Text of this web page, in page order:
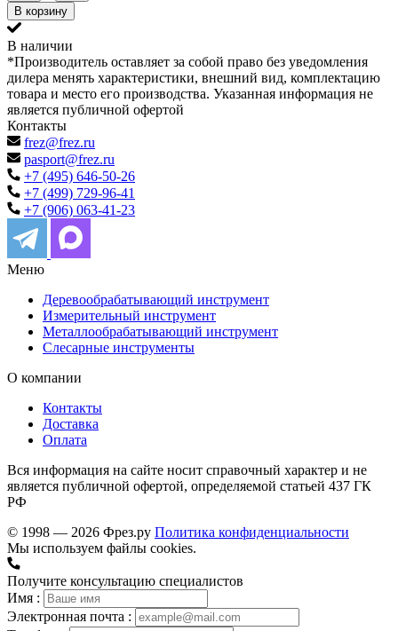
В корзину
В наличии
*Производитель оставляет за собой право без уведомления
дилера менять характеристики, внешний вид, комплектацию
товара и место его производства. Указанная информация не
является публичной офертой
Контакты
frez@frez.ru
pasport@frez.ru
+7 (495) 646-50-26
+7 (499) 729-96-41
+7 (906) 063-41-23
Меню
Деревообрабатывающий инструмент
Измерительный инструмент
Металлообрабатывающий инструмент
Слесарные инструменты
О компании
Контакты
Доставка
Оплата
Вся информация на сайте носит справочный характер и не
является публичной офертой, определяемой статьей 437 ГК
РФ
© 1998 — 2026 Фрез.ру Политика конфиденциальности
Мы используем файлы cookies.
Получите консультацию специалистов
Имя :
Электронная почта :